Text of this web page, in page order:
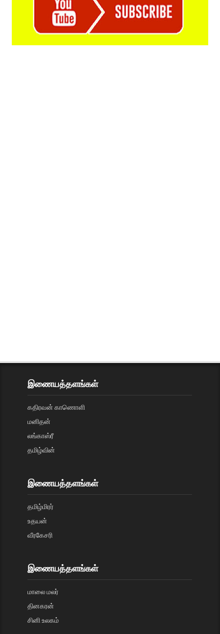
இணையத்தளங்கள்
கதிரவன் காணொளி
மனிதன்
லங்காஸ்ரீ
தமிழ்வின்
இணையத்தளங்கள்
தமிழ்மிரர்
உதயன்
வீரகேசரி
இணையத்தளங்கள்
மாலை மலர்
தினகரன்
சினி உலகம்